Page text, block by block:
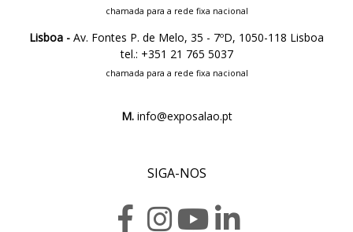
chamada para a rede fixa nacional
Lisboa - Av. Fontes P. de Melo, 35 - 7ºD, 1050-118 Lisboa
tel.: +351 21 765 5037
chamada para a rede fixa nacional
M.info@exposalao.pt
SIGA-NOS